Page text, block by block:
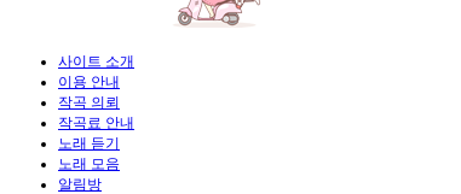
사이트 소개
이용 안내
작곡 의뢰
작곡료 안내
노래 듣기
노래 모음
알림방